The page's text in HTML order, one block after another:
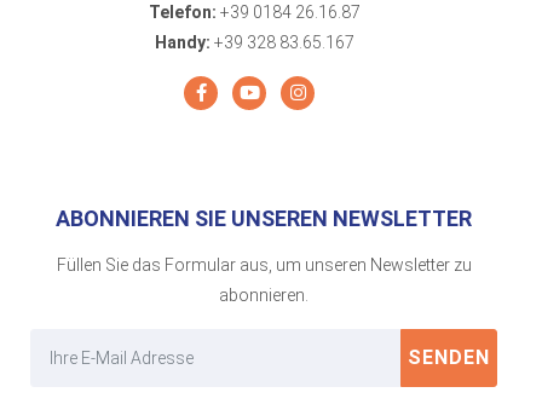
Telefon: +39 0184 26.16.87
Handy: +39 328 83.65.167
ABONNIEREN SIE UNSEREN NEWSLETTER
Füllen Sie das Formular aus, um unseren Newsletter zu
abonnieren.
SENDEN